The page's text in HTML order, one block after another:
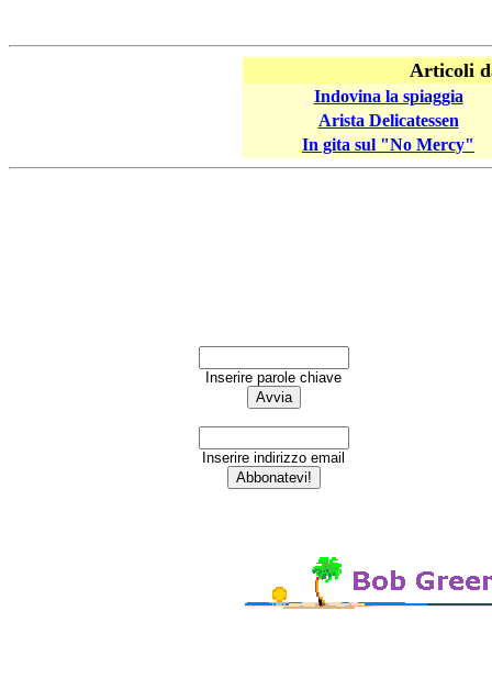
Articoli
Indovina la spiaggia
Arista Delicatessen
In gita sul "No Mercy"
Inserire parole chiave
Inserire indirizzo email